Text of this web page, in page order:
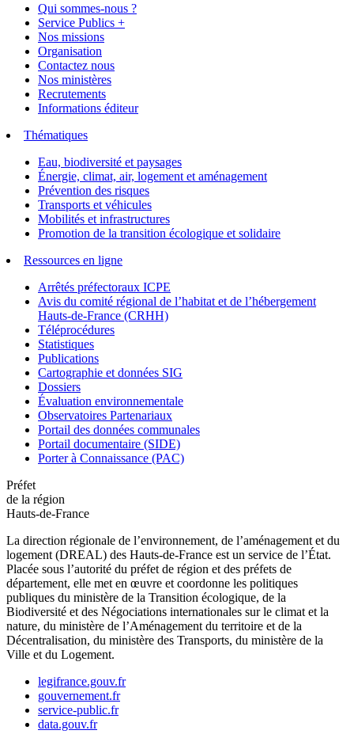
Qui sommes-nous ?
Service Publics +
Nos missions
Organisation
Contactez nous
Nos ministères
Recrutements
Informations éditeur
Thématiques
Eau, biodiversité et paysages
Énergie, climat, air, logement et aménagement
Prévention des risques
Transports et véhicules
Mobilités et infrastructures
Promotion de la transition écologique et solidaire
Ressources en ligne
Arrêtés préfectoraux ICPE
Avis du comité régional de l’habitat et de l’hébergement
Hauts-de-France (CRHH)
Téléprocédures
Statistiques
Publications
Cartographie et données SIG
Dossiers
Évaluation environnementale
Observatoires Partenariaux
Portail des données communales
Portail documentaire (SIDE)
Porter à Connaissance (PAC)
Préfet
de la région
Hauts-de-France
La direction régionale de l’environnement, de l’aménagement et du
logement (DREAL) des Hauts-de-France est un service de l’État.
Placée sous l’autorité du préfet de région et des préfets de
département, elle met en œuvre et coordonne les politiques
publiques du ministère de la Transition écologique, de la
Biodiversité et des Négociations internationales sur le climat et la
nature, du ministère de l’Aménagement du territoire et de la
Décentralisation, du ministère des Transports, du ministère de la
Ville et du Logement.
legifrance.gouv.fr
gouvernement.fr
service-public.fr
data.gouv.fr